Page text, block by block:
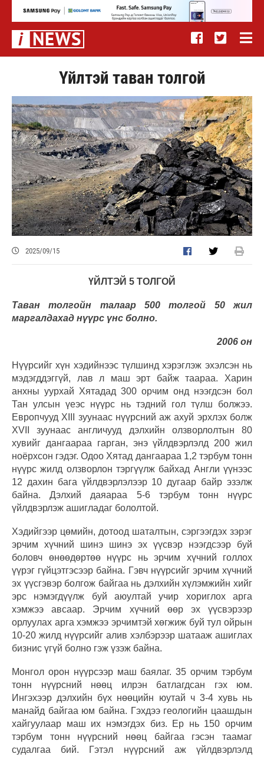
Үйлтэй таван толгой
2025/09/15
ҮЙЛТЭЙ 5 ТОЛГОЙ
Таван толгойн талаар 500 толгой 50 жил
маргалдахад нүүрс үнс болно.
2006 он
Нүүрсийг хүн хэдийнээс түлшинд хэрэглэж эхэлсэн нь
мэдэгддэггүй, лав л маш эрт байж таараа. Харин
анхны уурхай Хятадад 300 орчим онд нээгдсэн бол
Тан улсын үеэс нүүрс нь тэдний гол түлш болжээ.
Европчууд XIII зуунаас нүүрсний аж ахуй эрхлэх болж
XVII зуунаас англичууд дэлхийн олзворлолтын 80
хувийг дангаараа гарган, энэ үйлдвэрлэлд 200 жил
ноёрхсон гэдэг. Одоо Хятад дангаараа 1,2 тэрбум тонн
нүүрс жилд олзворлон тэргүүлж байхад Англи үүнээс
12 дахин бага үйлдвэрлэлээр 10 дугаар байр эзэлж
байна. Дэлхий даяараа 5-6 тэрбум тонн нүүрс
үйлдвэрлэж ашигладаг бололтой.
Хэдийгээр цөмийн, дотоод шаталтын, сэргээгдэх зэрэг
эрчим хүчний шинэ шинэ эх үүсвэр нээгдсээр буй
боловч өнөөдөртөө нүүрс нь эрчим хүчний голлох
үүрэг гүйцэтгэсээр байна. Гэвч нүүрсийг эрчим хүчний
эх үүсгэвэр болгож байгаа нь дэлхийн хүлэмжийн хийг
эрс нэмэгдүүлж буй аюултай учир хориглох арга
хэмжээ авсаар. Эрчим хүчний өөр эх үүсвэрээр
орлуулах арга хэмжээ эрчимтэй хөгжиж буй тул ойрын
10-20 жилд нүүрсийг алив хэлбэрээр шатааж ашиглах
бизнис үгүй болно гэж үзэж байна.
Монгол орон нүүрсээр маш баялаг. 35 орчим тэрбум
тонн нүүрсний нөөц илрэн батлагдсан гэх юм.
Ингэхээр дэлхийн бүх нөөцийн юутай ч 3-4 хувь нь
манайд байгаа юм байна. Гэхдээ геологийн цаашдын
хайгуулаар маш их нэмэгдэх биз. Ер нь 150 орчим
тэрбум тонн нүүрсний нөөц байгаа гэсэн таамаг
судалгаа бий. Гэтэл нүүрсний аж үйлдвэрлэлд